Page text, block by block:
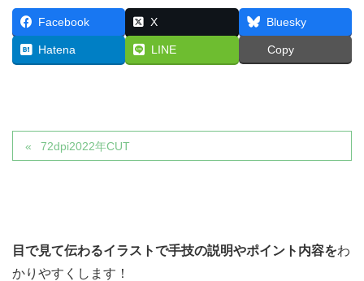
Facebook X Bluesky
Hatena LINE Copy
72dpi2022年CUT
目で見て伝わるイラストで手技の説明やポイント内容をわ
かりやすくします！